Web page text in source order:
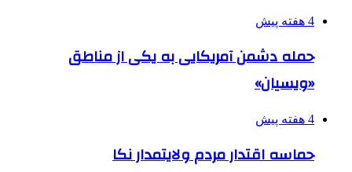
4 هفته پیش
حمله دشمن آمریکایی به یکی از مناطق
«ویسیان»
4 هفته پیش
حماسه اقتدار مردم ولایتمدار نکا